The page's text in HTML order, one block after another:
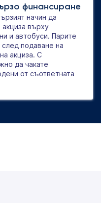
финансиране
начин да
акциза върху
и автобуси. Парите
подаване на
акциза. С
да чакате
от съответната